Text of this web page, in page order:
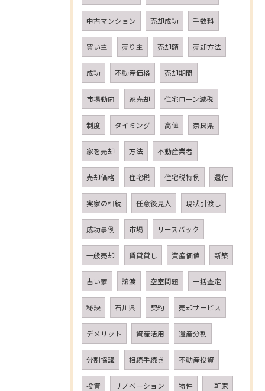
中古マンション 売却成功 手数料
買い主 売り主 売却額 売却方法
成功 不動産価格 売却期間
市場動向 家売却 住宅ローン減税
制度 タイミング 高値 奈良県
家を売却 方法 不動産業者
売却価格 住宅税 住宅税特例 還付
実家の相続 任意後見人 現状引渡し
成功事例 市場 リースバック
一般売却 賃貸貸し 資産価値 新築
古い家 譲渡 空室問題 一括査定
秘訣 石川県 契約 売却サービス
デメリット 資産活用 遺産分割
分割協議 相続手続き 不動産投資
投資 リノベーション 物件 一軒家